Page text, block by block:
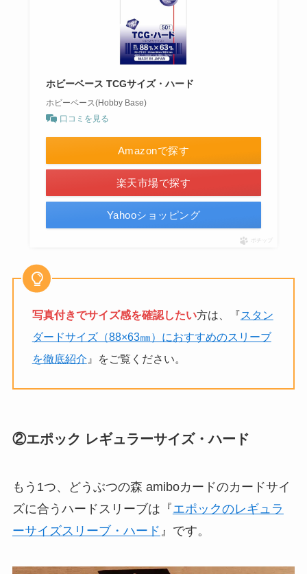
ホビーベース TCGサイズ・ハード
ホビーベース(Hobby Base)
口コミを見る
Amazonで探す
楽天市場で探す
Yahooショッピング
ポチップ
写真付きでサイズ感を確認したい方は、『スタン
ダードサイズ（88×63㎜）におすすめのスリーブ
を徹底紹介 』をご覧ください。
②エポック レギュラーサイズ・ハード
もう1つ、どうぶつの森 amiboカードのカードサイ
ズに合うハードスリーブは『エポックのレギュラ
ーサイズスリーブ・ハード 』です。